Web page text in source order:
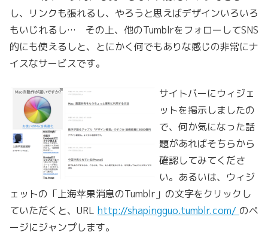
し、リンクも張れるし、やろうと思えばデザインいろいろ
もいじれるし… その上、他のTumblrをフォローしてSNS
的にも使えるしと、とにかく何でもありな感じの非常にナ
イスなサービスです。
サイトバーにウィジェ
ットを掲示しましたの
で、何か気になった話
題があればそちらから
確認してみてくださ
い。あるいは、ウィジ
ェットの「上海苹果消息のTumblr」の文字をクリックし
ていただくと、URL http://shapingguo.tumblr.com/ のペ
ージにジャンプします。